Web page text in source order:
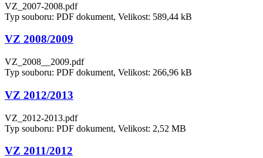
VZ_2007-2008.pdf
Typ souboru: PDF dokument, Velikost: 589,44 kB
VZ 2008/2009
VZ_2008__2009.pdf
Typ souboru: PDF dokument, Velikost: 266,96 kB
VZ 2012/2013
VZ_2012-2013.pdf
Typ souboru: PDF dokument, Velikost: 2,52 MB
VZ 2011/2012